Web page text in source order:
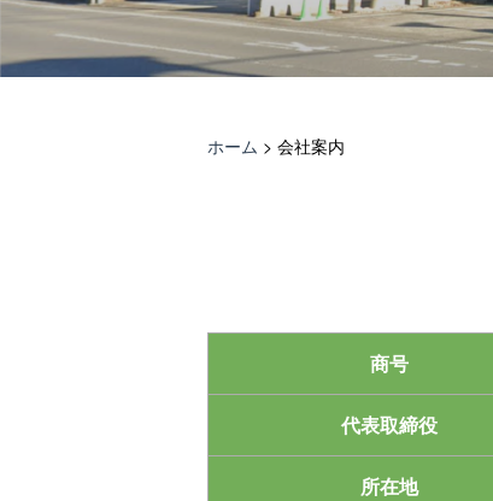
ホーム > 会社案内
商号
代表取締役
所在地